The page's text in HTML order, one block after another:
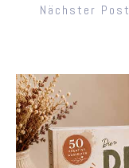
Nächster Post